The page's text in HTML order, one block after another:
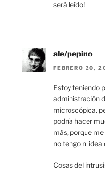
será leído!
ale/pepino
FEBRERO 20,
Estoy teniendo
administración
microscópica,
podría hacer
más, porque
no tengo ni idea
Cosas del